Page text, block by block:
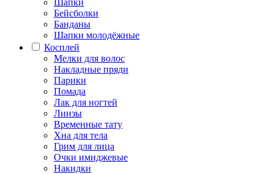
Шапки
Бейсболки
Банданы
Шапки молодёжные
Косплей
Мелки для волос
Накладные пряди
Парики
Помада
Лак для ногтей
Линзы
Временные тату
Хна для тела
Грим для лица
Очки имиджевые
Накидки